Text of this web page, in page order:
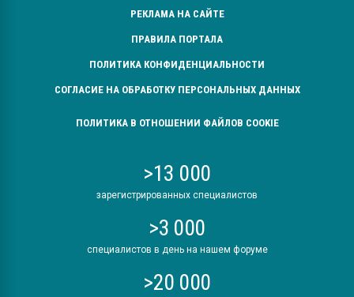
РЕКЛАМА НА САЙТЕ
ПРАВИЛА ПОРТАЛА
ПОЛИТИКА КОНФИДЕНЦИАЛЬНОСТИ
СОГЛАСИЕ НА ОБРАБОТКУ ПЕРСОНАЛЬНЫХ ДАННЫХ
ПОЛИТИКА В ОТНОШЕНИИ ФАЙЛОВ COOKIE
>13 000
зарегистрированных специалистов
>3 000
специалистов в день на нашем форуме
>20 000